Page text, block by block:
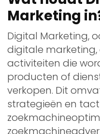
Marketing
Digital Marketing,
digitale
activiteiten die
producten of
verkopen. Dit
strategieën en